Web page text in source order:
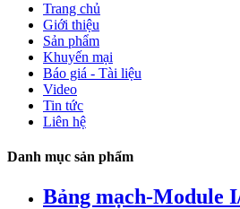
Trang chủ
Giới thiệu
Sản phẩm
Khuyến mại
Báo giá - Tài liệu
Video
Tin tức
Liên hệ
Danh mục sản phẩm
Bảng mạch-Module